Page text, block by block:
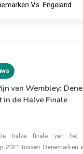
Vs. Engeland
van Wembley:
in de Halve Finale
halve finale van het
2021 tussen Denemarken